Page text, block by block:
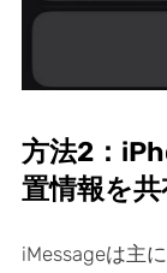
方法2：
置情報を
iMessageは主